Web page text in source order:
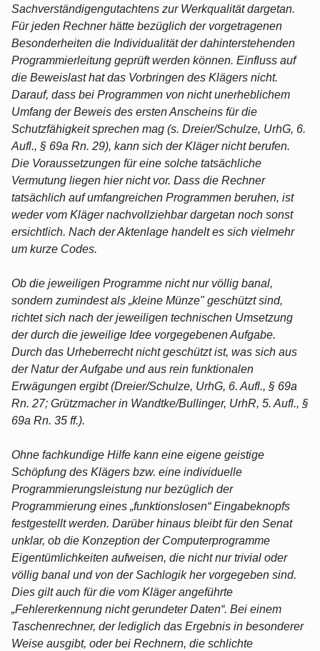
Sachverständigengutachtens zur Werkqualität dargetan.
Für jeden Rechner hätte bezüglich der vorgetragenen
Besonderheiten die Individualität der dahinterstehenden
Programmierleitung geprüft werden können. Einfluss auf
die Beweislast hat das Vorbringen des Klägers nicht.
Darauf, dass bei Programmen von nicht unerheblichem
Umfang der Beweis des ersten Anscheins für die
Schutzfähigkeit sprechen mag (s. Dreier/Schulze, UrhG, 6.
Aufl., § 69a Rn. 29), kann sich der Kläger nicht berufen.
Die Voraussetzungen für eine solche tatsächliche
Vermutung liegen hier nicht vor. Dass die Rechner
tatsächlich auf umfangreichen Programmen beruhen, ist
weder vom Kläger nachvollziehbar dargetan noch sonst
ersichtlich. Nach der Aktenlage handelt es sich vielmehr
um kurze Codes.
Ob die jeweiligen Programme nicht nur völlig banal,
sondern zumindest als „kleine Münze" geschützt sind,
richtet sich nach der jeweiligen technischen Umsetzung
der durch die jeweilige Idee vorgegebenen Aufgabe.
Durch das Urheberrecht nicht geschützt ist, was sich aus
der Natur der Aufgabe und aus rein funktionalen
Erwägungen ergibt (Dreier/Schulze, UrhG, 6. Aufl., § 69a
Rn. 27; Grützmacher in Wandtke/Bullinger, UrhR, 5. Aufl., §
69a Rn. 35 ff.).
Ohne fachkundige Hilfe kann eine eigene geistige
Schöpfung des Klägers bzw. eine individuelle
Programmierungsleistung nur bezüglich der
Programmierung eines „funktionslosen“ Eingabeknopfs
festgestellt werden. Darüber hinaus bleibt für den Senat
unklar, ob die Konzeption der Computerprogramme
Eigentümlichkeiten aufweisen, die nicht nur trivial oder
völlig banal und von der Sachlogik her vorgegeben sind.
Dies gilt auch für die vom Kläger angeführte
„Fehlererkennung nicht gerundeter Daten“. Bei einem
Taschenrechner, der lediglich das Ergebnis in besonderer
Weise ausgibt, oder bei Rechnern, die schlichte